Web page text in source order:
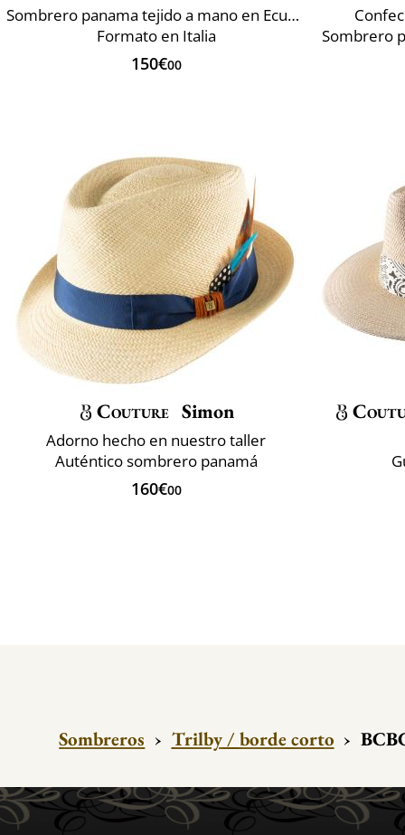
Sombrero panama tejido a mano en Ecuador
Formato en Italia
150€00
Couture Simon
Adorno hecho en nuestro taller
Auténtico sombrero panamá
160€00
Sombreros › Trilby / borde corto ›